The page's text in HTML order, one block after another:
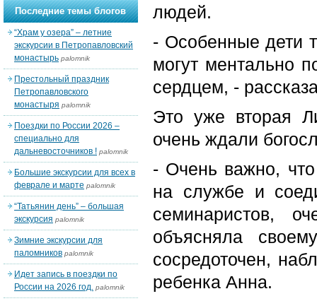
людей.
- Особенные дети
могут ментально
сердцем, -
Это уже вторая
очень ждали
- Очень важно,
на службе и
семинаристов,
объясняла
сосредоточен,
ребенка Анна.
Последние темы блогов
“Храм у озера” – летние
экскурсии в Петропавловский
монастырь palomnik
Престольный праздник
Петропавловского
монастыря palomnik
Поездки по России 2026 –
специально для
дальневосточников ! palomnik
Большие экскурсии для всех в
феврале и марте palomnik
“Татьянин день” – большая
экскурсия palomnik
Зимние экскурсии для
паломников palomnik
Идет запись в поездки по
России на 2026 год. palomnik